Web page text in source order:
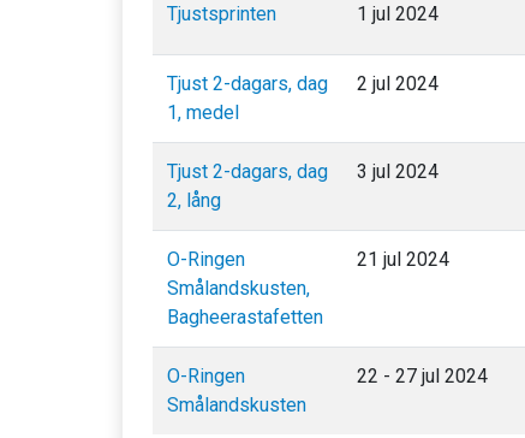
Tjustsprinten 1 jul 2024
Tjust 2-dagars, dag
1, medel
2 jul 2024
Tjust 2-dagars, dag
2, lång
3 jul 2024
O-Ringen
Smålandskusten,
Bagheerastafetten
21 jul 2024
O-Ringen
Smålandskusten
22 - 27 jul 2024